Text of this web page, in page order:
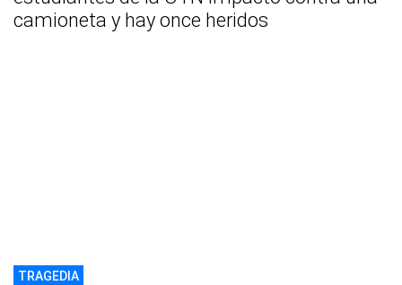
camioneta y hay once heridos
TRAGEDIA